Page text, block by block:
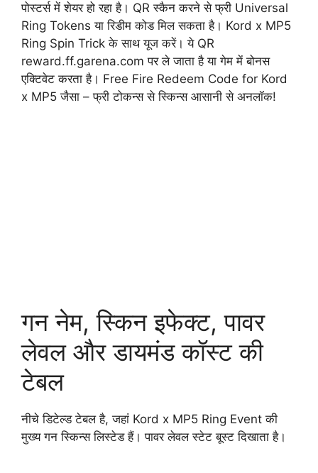
पोस्टर्स में शेयर हो रहा है। QR स्कैन करने से फ्री Universal
Ring Tokens या रिडीम कोड मिल सकता है। Kord x MP5
Ring Spin Trick के साथ यूज करें। ये QR
reward.ff.garena.com पर ले जाता है या गेम में बोनस
एक्टिवेट करता है। Free Fire Redeem Code for Kord
x MP5 जैसा – फ्री टोकन्स से स्किन्स आसानी से अनलॉक!
गन नेम, स्किन इफेक्ट, पावर
लेवल और डायमंड कॉस्ट की
टेबल
नीचे डिटेल्ड टेबल है, जहां Kord x MP5 Ring Event की
मुख्य गन स्किन्स लिस्टेड हैं। पावर लेवल स्टेट बूस्ट दिखाता है।